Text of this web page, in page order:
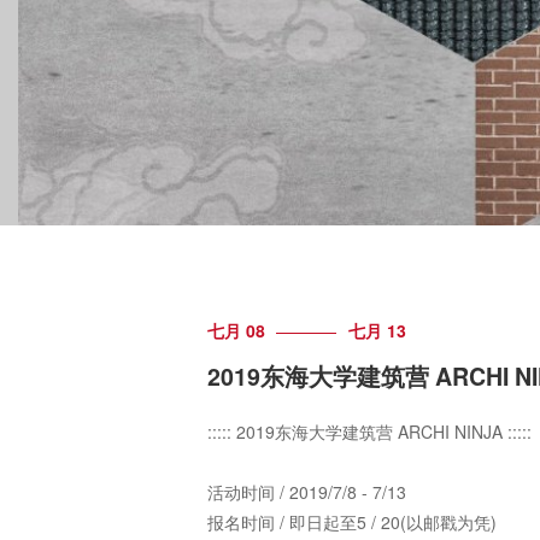
七月 08 七月 13
2019东海大学建筑营 ARCHI
::::: 2019东海大学建筑营 ARCHI NINJA :::::
活动时间 / 2019/7/8 - 7/13
报名时间 / 即日起至5 / 20(以邮戳为凭)